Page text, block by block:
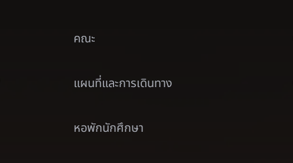
คณะ
แผนที่และการเดินทาง
หอพักนักศึกษา